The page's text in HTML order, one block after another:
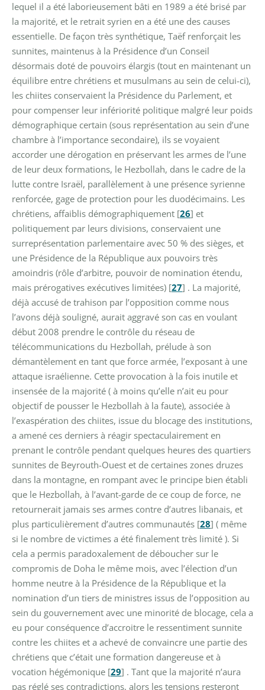
lequel il a été laborieusement bâti en 1989 a été brisé par
la majorité, et le retrait syrien en a été une des causes
essentielle. De façon très synthétique, Taëf renforçait les
sunnites, maintenus à la Présidence d’un Conseil
désormais doté de pouvoirs élargis (tout en maintenant un
équilibre entre chrétiens et musulmans au sein de celui-ci),
les chiites conservaient la Présidence du Parlement, et
pour compenser leur infériorité politique malgré leur poids
démographique certain (sous représentation au sein d’une
chambre à l’importance secondaire), ils se voyaient
accorder une dérogation en préservant les armes de l’une
de leur deux formations, le Hezbollah, dans le cadre de la
lutte contre Israël, parallèlement à une présence syrienne
renforcée, gage de protection pour les duodécimains. Les
chrétiens, affaiblis démographiquement [26] et
politiquement par leurs divisions, conservaient une
surreprésentation parlementaire avec 50 % des sièges, et
une Présidence de la République aux pouvoirs très
amoindris (rôle d’arbitre, pouvoir de nomination étendu,
mais prérogatives exécutives limitées) [27] . La majorité,
déjà accusé de trahison par l’opposition comme nous
l’avons déjà souligné, aurait aggravé son cas en voulant
début 2008 prendre le contrôle du réseau de
télécommunications du Hezbollah, prélude à son
démantèlement en tant que force armée, l’exposant à une
attaque israélienne. Cette provocation à la fois inutile et
insensée de la majorité ( à moins qu’elle n’ait eu pour
objectif de pousser le Hezbollah à la faute), associée à
l’exaspération des chiites, issue du blocage des institutions,
a amené ces derniers à réagir spectaculairement en
prenant le contrôle pendant quelques heures des quartiers
sunnites de Beyrouth-Ouest et de certaines zones druzes
dans la montagne, en rompant avec le principe bien établi
que le Hezbollah, à l’avant-garde de ce coup de force, ne
retournerait jamais ses armes contre d’autres libanais, et
plus particulièrement d’autres communautés [28] ( même
si le nombre de victimes a été finalement très limité ). Si
cela a permis paradoxalement de déboucher sur le
compromis de Doha le même mois, avec l’élection d’un
homme neutre à la Présidence de la République et la
nomination d’un tiers de ministres issus de l’opposition au
sein du gouvernement avec une minorité de blocage, cela a
eu pour conséquence d’accroitre le ressentiment sunnite
contre les chiites et a achevé de convaincre une partie des
chrétiens que c’était une formation dangereuse et à
vocation hégémonique [29] . Tant que la majorité n’aura
pas réglé ses contradictions, alors les tensions resteront